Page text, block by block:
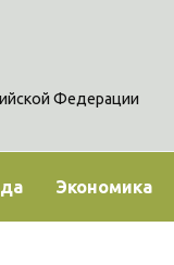
Федерации
Экономика